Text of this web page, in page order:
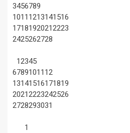
3456789
1011 1213141516
17181920212223
2425262728
12345
67891011 12
13141516171819
20212223242526
2728293031
1